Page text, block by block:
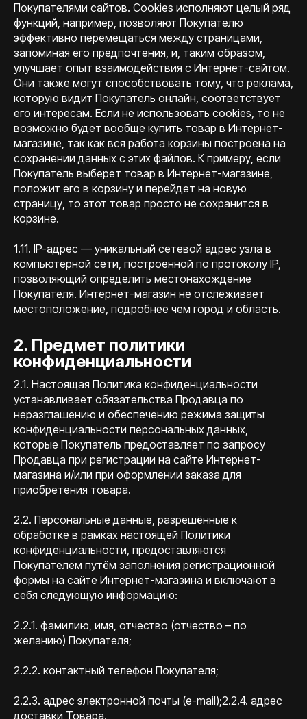
Покупателями сайтов. Cookies исполняют целый ряд
функций, например, позволяют Покупателю
эффективно перемещаться между страницами,
запоминая его предпочтения, и, таким образом,
улучшает опыт взаимодействия с Интернет-сайтом.
Они также могут способствовать тому, что реклама,
которую видит Покупатель онлайн, соответствует
его интересам. Если не использовать cookies, то не
возможно будет вообще купить товар в Интернет-
магазине, так как вся работа корзины построена на
сохранении данных с этих файлов. К примеру, если
Покупатель выберет товар в Интернет-магазине,
положит его в корзину и перейдет на новую
страницу, то этот товар просто не сохранится в
корзине.
1.11. IP-адрес — уникальный сетевой адрес узла в
компьютерной сети, построенной по протоколу IP,
позволяющий определить местонахождение
Покупателя. Интернет-магазин не отслеживает
местоположение, подробнее чем город и область.
2. Предмет политики
конфиденциальности
2.1. Настоящая Политика конфиденциальности
устанавливает обязательства Продавца по
неразглашению и обеспечению режима защиты
конфиденциальности персональных данных,
которые Покупатель предоставляет по запросу
Продавца при регистрации на сайте Интернет-
магазина и/или при оформлении заказа для
приобретения товара.
2.2. Персональные данные, разрешённые к
обработке в рамках настоящей Политики
конфиденциальности, предоставляются
Покупателем путём заполнения регистрационной
формы на сайте Интернет-магазина и включают в
себя следующую информацию:
2.2.1. фамилию, имя, отчество (отчество – по
желанию) Покупателя;
2.2.2. контактный телефон Покупателя;
2.2.3. адрес электронной почты (e-mail);2.2.4. адрес
доставки Товара.